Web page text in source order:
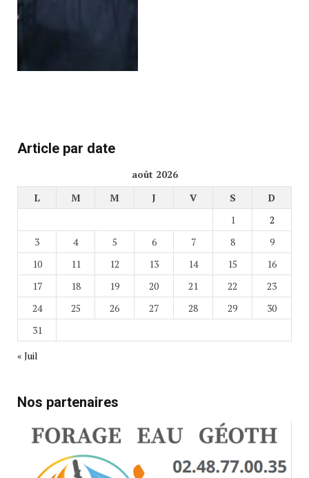
Article par date
août 2026
L
M M J V S
D
1
2
3
4 5 6 7 8
9
10
11 12 13 14 15
16
17
18 19 20 21 22
23
24
25 26 27 28 29
30
31
« Juil
Nos partenaires